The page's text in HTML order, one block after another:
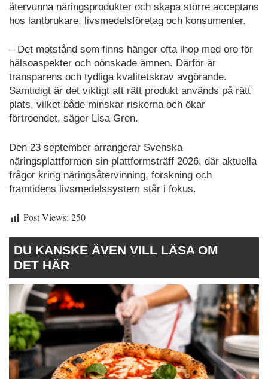
återvunna näringsprodukter och skapa större acceptans
hos lantbrukare, livsmedelsföretag och konsumenter.
– Det motstånd som finns hänger ofta ihop med oro för
hälsoaspekter och oönskade ämnen. Därför är
transparens och tydliga kvalitetskrav avgörande.
Samtidigt är det viktigt att rätt produkt används på rätt
plats, vilket både minskar riskerna och ökar
förtroendet, säger Lisa Gren.
Den 23 september arrangerar Svenska
näringsplattformen sin plattformsträff 2026, där aktuella
frågor kring näringsåtervinning, forskning och
framtidens livsmedelssystem står i fokus.
Post Views: 250
DU KANSKE ÄVEN VILL LÄSA OM
DET HÄR